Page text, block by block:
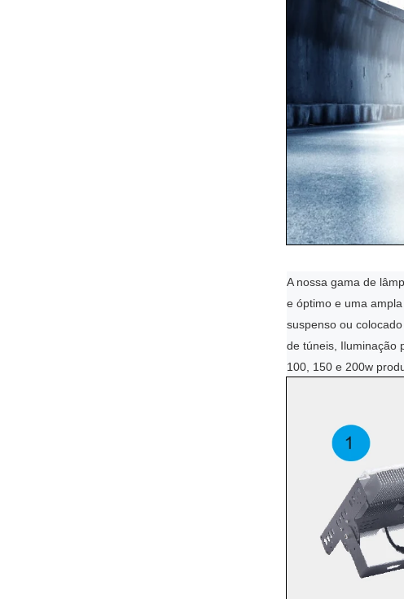
A nossa gama de
e óptimo e uma
suspenso ou colocado
de túneis, Iluminação
100, 150 e 200w